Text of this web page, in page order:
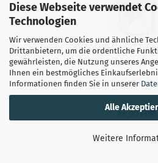
Diese Webseite verwendet
Technologien
Wir verwenden Cookies und ähnliche
Drittanbietern, um die ordentliche
gewährleisten, die Nutzung unseres
Ihnen ein bestmögliches
Informationen finden Sie in unserer
Alle
Weitere
Schal aus Baumwollmusselin
pinkem
44,90 EUR